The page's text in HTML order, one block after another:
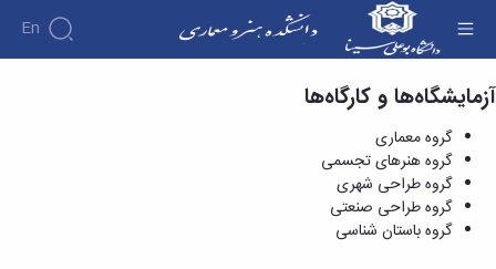
En
گروه طراحی شهری - دانشکده هنر و معماری
آزمایشگاه‌ها و کارگاه‌ها
گروه معماری
گروه هنرهای تجسمی
گروه طراحی شهری
گروه طراحی صنعتی
گروه باستان شناسی